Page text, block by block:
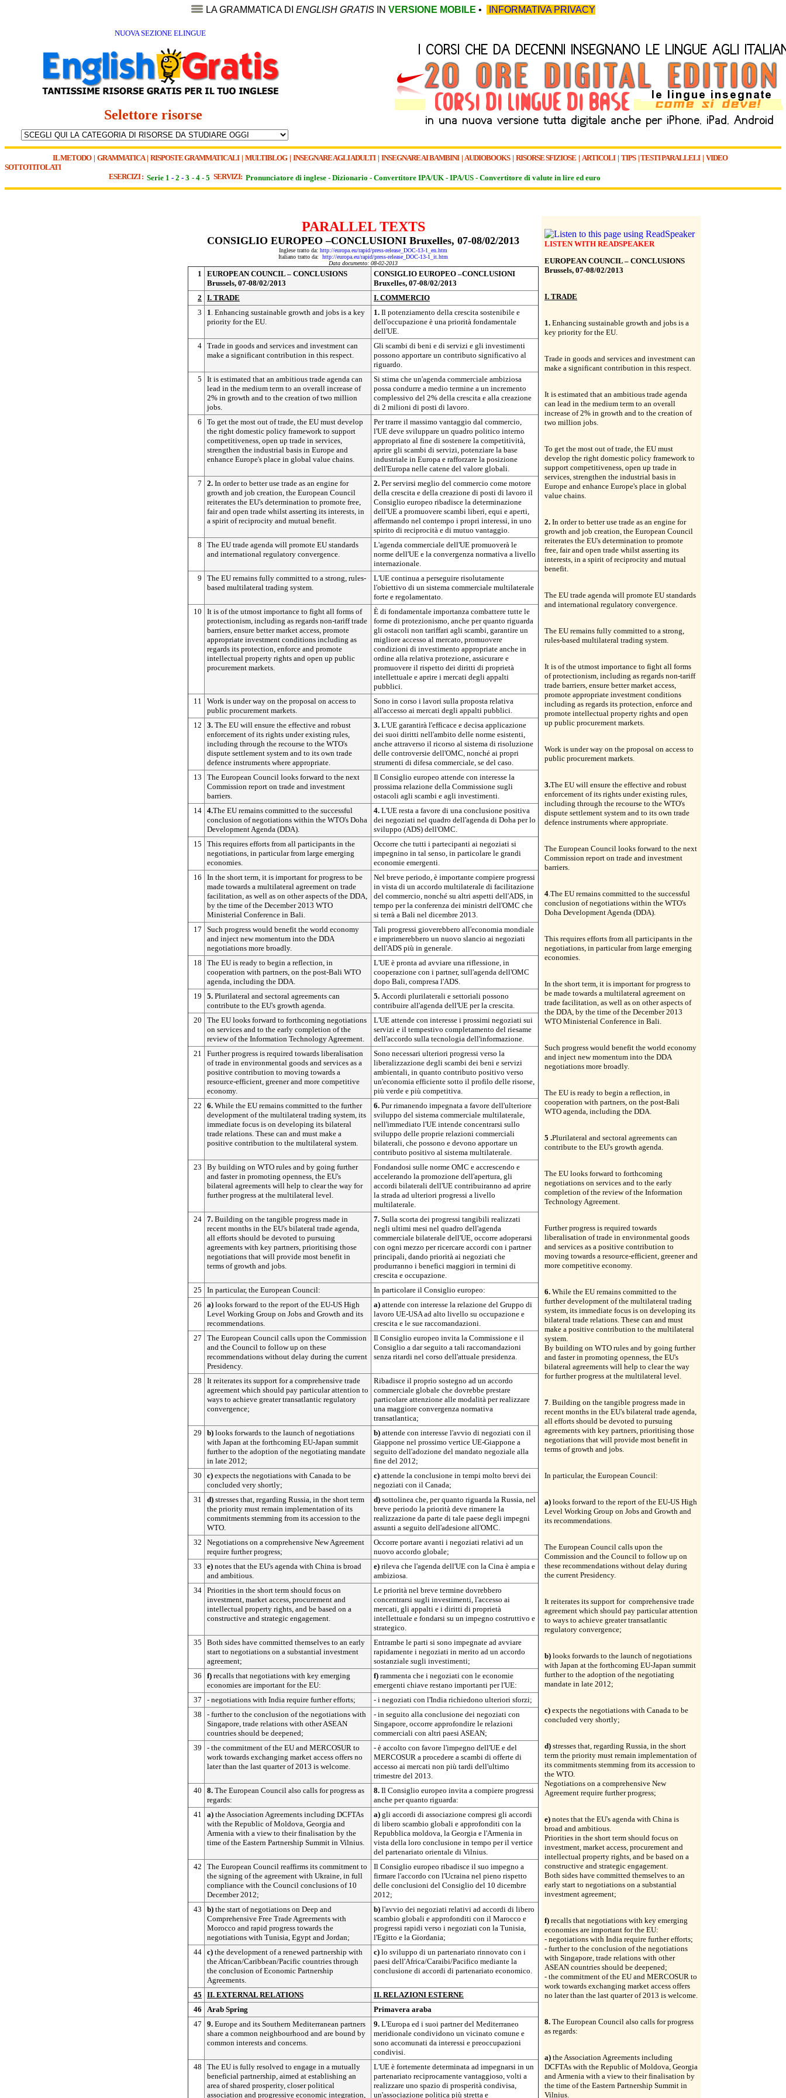
LA GRAMMATICA DI ENGLISH GRATIS IN VERSIONE MOBILE • INFORMATIVA PRIVACY
NUOVA SEZIONE ELINGUE
Selettore risorse
IL METODO| GRAMMATICA| RISPOSTE GRAMMATICALI| MULTIBLOG| INSEGNARE AGLI ADULTI | INSEGNARE AI BAMBINI| AUDIOBOOKS| RISORSE SFIZIOSE | ARTICOLI| TIPS|TESTI PARALLELI| VIDEO
SOTTOTITOLATI
ESERCIZI : Serie 1 - 2 - 3 - 4 - 5 SERVIZI: Pronunciatore di inglese - Dizionario - Convertitore IPA/UK - IPA/US - Convertitore di valute in lire ed euro
PARALLEL TEXTS
CONSIGLIO EUROPEO –CONCLUSIONI Bruxelles, 07-08/02/2013
Inglese tratto da: http://europa.eu/rapid/press-release_DOC-13-1_en.htm
Italiano tratto da: http://europa.eu/rapid/press-release_DOC-13-1_it.htm
Data documento: 08-02-2013
1
EUROPEAN COUNCIL – CONCLUSIONS
Brussels, 07-08/02/2013
CONSIGLIO EUROPEO –CONCLUSIONI
Bruxelles, 07-08/02/2013
2
I. TRADE
I. COMMERCIO
3
1. Enhancing sustainable growth and jobs is a key
priority for the EU.
1. Il potenziamento della crescita sostenibile e
dell'occupazione è una priorità fondamentale
dell'UE.
4 Trade in goods and services and investment can
make a significant contribution in this respect.
Gli scambi di beni e di servizi e gli investimenti
possono apportare un contributo significativo al
riguardo.
5
It is estimated that an ambitious trade agenda can
lead in the medium term to an overall increase of
2% in growth and to the creation of two million
jobs.
Si stima che un'agenda commerciale ambiziosa
possa condurre a medio termine a un incremento
complessivo del 2% della crescita e alla creazione
di 2 milioni di posti di lavoro.
6
To get the most out of trade, the EU must develop
the right domestic policy framework to support
competitiveness, open up trade in services,
strengthen the industrial basis in Europe and
enhance Europe's place in global value chains.
Per trarre il massimo vantaggio dal commercio,
l'UE deve sviluppare un quadro politico interno
appropriato al fine di sostenere la competitività,
aprire gli scambi di servizi, potenziare la base
industriale in Europa e rafforzare la posizione
dell'Europa nelle catene del valore globali.
7
2. In order to better use trade as an engine for
growth and job creation, the European Council
reiterates the EU's determination to promote free,
fair and open trade whilst asserting its interests, in
a spirit of reciprocity and mutual benefit.
2. Per servirsi meglio del commercio come motore
della crescita e della creazione di posti di lavoro il
Consiglio europeo ribadisce la determinazione
dell'UE a promuovere scambi liberi, equi e aperti,
affermando nel contempo i propri interessi, in uno
spirito di reciprocità e di mutuo vantaggio.
8
The EU trade agenda will promote EU standards
and international regulatory convergence.
L'agenda commerciale dell'UE promuoverà le
norme dell'UE e la convergenza normativa a livello
internazionale.
9
The EU remains fully committed to a strong, rules-
based multilateral trading system.
L'UE continua a perseguire risolutamente
l'obiettivo di un sistema commerciale multilaterale
forte e regolamentato.
10
It is of the utmost importance to fight all forms of
protectionism, including as regards non-tariff trade
barriers, ensure better market access, promote
appropriate investment conditions including as
regards its protection, enforce and promote
intellectual property rights and open up public
procurement markets.
È di fondamentale importanza combattere tutte le
forme di protezionismo, anche per quanto riguarda
gli ostacoli non tariffari agli scambi, garantire un
migliore accesso al mercato, promuovere
condizioni di investimento appropriate anche in
ordine alla relativa protezione, assicurare e
promuovere il rispetto dei diritti di proprietà
intellettuale e aprire i mercati degli appalti
pubblici.
11
Work is under way on the proposal on access to
public procurement markets.
Sono in corso i lavori sulla proposta relativa
all'accesso ai mercati degli appalti pubblici.
12
3. The EU will ensure the effective and robust
enforcement of its rights under existing rules,
including through the recourse to the WTO's
dispute settlement system and to its own trade
defence instruments where appropriate.
3. L'UE garantirà l'efficace e decisa applicazione
dei suoi diritti nell'ambito delle norme esistenti,
anche attraverso il ricorso al sistema di risoluzione
delle controversie dell'OMC, nonché ai propri
strumenti di difesa commerciale, se del caso.
13
The European Council looks forward to the next
Commission report on trade and investment
barriers.
Il Consiglio europeo attende con interesse la
prossima relazione della Commissione sugli
ostacoli agli scambi e agli investimenti.
14 4.The EU remains committed to the successful
conclusion of negotiations within the WTO's Doha
Development Agenda (DDA).
4. L'UE resta a favore di una conclusione positiva
dei negoziati nel quadro dell'agenda di Doha per lo
sviluppo (ADS) dell'OMC.
15
This requires efforts from all participants in the
negotiations, in particular from large emerging
economies.
Occorre che tutti i partecipanti ai negoziati si
impegnino in tal senso, in particolare le grandi
economie emergenti.
16
In the short term, it is important for progress to be
made towards a multilateral agreement on trade
facilitation, as well as on other aspects of the DDA,
by the time of the December 2013 WTO
Ministerial Conference in Bali.
Nel breve periodo, è importante compiere progressi
in vista di un accordo multilaterale di facilitazione
del commercio, nonché su altri aspetti dell'ADS, in
tempo per la conferenza dei ministri dell'OMC che
si terrà a Bali nel dicembre 2013.
17
Such progress would benefit the world economy
and inject new momentum into the DDA
negotiations more broadly.
Tali progressi gioverebbero all'economia mondiale
e imprimerebbero un nuovo slancio ai negoziati
dell'ADS più in generale.
18
The EU is ready to begin a reflection, in
cooperation with partners, on the post-Bali WTO
agenda, including the DDA.
L'UE è pronta ad avviare una riflessione, in
cooperazione con i partner, sull'agenda dell'OMC
dopo Bali, compresa l'ADS.
19
5. Plurilateral and sectoral agreements can
contribute to the EU's growth agenda.
5. Accordi plurilaterali e settoriali possono
contribuire all'agenda dell'UE per la crescita.
20
The EU looks forward to forthcoming negotiations
on services and to the early completion of the
review of the Information Technology Agreement.
L'UE attende con interesse i prossimi negoziati sui
servizi e il tempestivo completamento del riesame
dell'accordo sulla tecnologia dell'informazione.
21
Further progress is required towards liberalisation
of trade in environmental goods and services as a
positive contribution to moving towards a
resource-efficient, greener and more competitive
economy.
Sono necessari ulteriori progressi verso la
liberalizzazione degli scambi dei beni e servizi
ambientali, in quanto contributo positivo verso
un'economia efficiente sotto il profilo delle risorse,
più verde e più competitiva.
22
6. While the EU remains committed to the further
development of the multilateral trading system, its
immediate focus is on developing its bilateral
trade relations. These can and must make a
positive contribution to the multilateral system.
6. Pur rimanendo impegnata a favore dell'ulteriore
sviluppo del sistema commerciale multilaterale,
nell'immediato l'UE intende concentrarsi sullo
sviluppo delle proprie relazioni commerciali
bilaterali, che possono e devono apportare un
contributo positivo al sistema multilaterale.
23
By building on WTO rules and by going further
and faster in promoting openness, the EU's
bilateral agreements will help to clear the way for
further progress at the multilateral level.
Fondandosi sulle norme OMC e accrescendo e
accelerando la promozione dell'apertura, gli
accordi bilaterali dell'UE contribuiranno ad aprire
la strada ad ulteriori progressi a livello
multilaterale.
24 7. Building on the tangible progress made in
recent months in the EU's bilateral trade agenda,
all efforts should be devoted to pursuing
agreements with key partners, prioritising those
negotiations that will provide most benefit in
terms of growth and jobs.
7. Sulla scorta dei progressi tangibili realizzati
negli ultimi mesi nel quadro dell'agenda
commerciale bilaterale dell'UE, occorre adoperarsi
con ogni mezzo per ricercare accordi con i partner
principali, dando priorità ai negoziati che
produrranno i benefici maggiori in termini di
crescita e occupazione.
25
In particular, the European Council:
In particolare il Consiglio europeo:
26
a) looks forward to the report of the EU-US High
Level Working Group on Jobs and Growth and its
recommendations.
a) attende con interesse la relazione del Gruppo di
lavoro UE-USA ad alto livello su occupazione e
crescita e le sue raccomandazioni.
27
The European Council calls upon the Commission
and the Council to follow up on these
recommendations without delay during the current
Presidency.
Il Consiglio europeo invita la Commissione e il
Consiglio a dar seguito a tali raccomandazioni
senza ritardi nel corso dell'attuale presidenza.
28
It reiterates its support for a comprehensive trade
agreement which should pay particular attention to
ways to achieve greater transatlantic regulatory
convergence;
Ribadisce il proprio sostegno ad un accordo
commerciale globale che dovrebbe prestare
particolare attenzione alle modalità per realizzare
una maggiore convergenza normativa
transatlantica;
29
b) looks forwards to the launch of negotiations
with Japan at the forthcoming EU-Japan summit
further to the adoption of the negotiating mandate
in late 2012;
b) attende con interesse l'avvio di negoziati con il
Giappone nel prossimo vertice UE-Giappone a
seguito dell'adozione del mandato negoziale alla
fine del 2012;
30
c) expects the negotiations with Canada to be
concluded very shortly;
c) attende la conclusione in tempi molto brevi dei
negoziati con il Canada;
31
d) stresses that, regarding Russia, in the short term
the priority must remain implementation of its
commitments stemming from its accession to the
WTO.
d) sottolinea che, per quanto riguarda la Russia, nel
breve periodo la priorità deve rimanere la
realizzazione da parte di tale paese degli impegni
assunti a seguito dell'adesione all'OMC.
32
Negotiations on a comprehensive New Agreement
require further progress;
Occorre portare avanti i negoziati relativi ad un
nuovo accordo globale;
33
e) notes that the EU's agenda with China is broad
and ambitious.
e) rileva che l'agenda dell'UE con la Cina è ampia e
ambiziosa.
34 Priorities in the short term should focus on
investment, market access, procurement and
intellectual property rights, and be based on a
constructive and strategic engagement.
Le priorità nel breve termine dovrebbero
concentrarsi sugli investimenti, l'accesso ai
mercati, gli appalti e i diritti di proprietà
intellettuale e fondarsi su un impegno costruttivo e
strategico.
35
Both sides have committed themselves to an early
start to negotiations on a substantial investment
agreement;
Entrambe le parti si sono impegnate ad avviare
rapidamente i negoziati in merito ad un accordo
sostanziale sugli investimenti;
36
f) recalls that negotiations with key emerging
economies are important for the EU:
f) rammenta che i negoziati con le economie
emergenti chiave restano importanti per l'UE:
37
- negotiations with India require further efforts;
- i negoziati con l'India richiedono ulteriori sforzi;
38
- further to the conclusion of the negotiations with
Singapore, trade relations with other ASEAN
countries should be deepened;
- in seguito alla conclusione dei negoziati con
Singapore, occorre approfondire le relazioni
commerciali con altri paesi ASEAN;
39
- the commitment of the EU and MERCOSUR to
work towards exchanging market access offers no
later than the last quarter of 2013 is welcome.
- è accolto con favore l'impegno dell'UE e del
MERCOSUR a procedere a scambi di offerte di
accesso ai mercati non più tardi dell'ultimo
trimestre del 2013.
40
8. The European Council also calls for progress as
regards:
8. Il Consiglio europeo invita a compiere progressi
anche per quanto riguarda:
41
a) the Association Agreements including DCFTAs
with the Republic of Moldova, Georgia and
Armenia with a view to their finalisation by the
time of the Eastern Partnership Summit in Vilnius.
a) gli accordi di associazione compresi gli accordi
di libero scambio globali e approfonditi con la
Repubblica moldova, la Georgia e l'Armenia in
vista della loro conclusione in tempo per il vertice
del partenariato orientale di Vilnius.
42
The European Council reaffirms its commitment to
the signing of the agreement with Ukraine, in full
compliance with the Council conclusions of 10
December 2012;
Il Consiglio europeo ribadisce il suo impegno a
firmare l'accordo con l'Ucraina nel pieno rispetto
delle conclusioni del Consiglio del 10 dicembre
2012;
43
b) the start of negotiations on Deep and
Comprehensive Free Trade Agreements with
Morocco and rapid progress towards the
negotiations with Tunisia, Egypt and Jordan;
b) l'avvio dei negoziati relativi ad accordi di libero
scambio globali e approfonditi con il Marocco e
progressi rapidi verso i negoziati con la Tunisia,
l'Egitto e la Giordania;
44 c) the development of a renewed partnership with
the African/Caribbean/Pacific countries through
the conclusion of Economic Partnership
Agreements.
c) lo sviluppo di un partenariato rinnovato con i
paesi dell'Africa/Caraibi/Pacifico mediante la
conclusione di accordi di partenariato economico.
45 II. EXTERNAL RELATIONS
II. RELAZIONI ESTERNE
46
Arab Spring
Primavera araba
47
9. Europe and its Southern Mediterranean partners
share a common neighbourhood and are bound by
common interests and concerns.
9. L'Europa ed i suoi partner del Mediterraneo
meridionale condividono un vicinato comune e
sono accomunati da interessi e preoccupazioni
condivisi.
48
The EU is fully resolved to engage in a mutually
beneficial partnership, aimed at establishing an
area of shared prosperity, closer political
association and progressive economic integration,
L'UE è fortemente determinata ad impegnarsi in un
partenariato reciprocamente vantaggioso, volti a
realizzare uno spazio di prosperità condivisa,
un'associazione politica più stretta e
LISTEN WITH READSPEAKER
EUROPEAN COUNCIL – CONCLUSIONS
Brussels, 07-08/02/2013
I. TRADE
1. Enhancing sustainable growth and jobs is a
key priority for the EU.
Trade in goods and services and investment can
make a significant contribution in this respect.
It is estimated that an ambitious trade agenda
can lead in the medium term to an overall
increase of 2% in growth and to the creation of
two million jobs.
To get the most out of trade, the EU must
develop the right domestic policy framework to
support competitiveness, open up trade in
services, strengthen the industrial basis in
Europe and enhance Europe's place in global
value chains.
2. In order to better use trade as an engine for
growth and job creation, the European Council
reiterates the EU's determination to promote
free, fair and open trade whilst asserting its
interests, in a spirit of reciprocity and mutual
benefit.
The EU trade agenda will promote EU standards
and international regulatory convergence.
The EU remains fully committed to a strong,
rules-based multilateral trading system.
It is of the utmost importance to fight all forms
of protectionism, including as regards non-tariff
trade barriers, ensure better market access,
promote appropriate investment conditions
including as regards its protection, enforce and
promote intellectual property rights and open
up public procurement markets.
Work is under way on the proposal on access to
public procurement markets.
3.The EU will ensure the effective and robust
enforcement of its rights under existing rules,
including through the recourse to the WTO's
dispute settlement system and to its own trade
defence instruments where appropriate.
The European Council looks forward to the next
Commission report on trade and investment
barriers.
4.The EU remains committed to the successful
conclusion of negotiations within the WTO's
Doha Development Agenda (DDA).
This requires efforts from all participants in the
negotiations, in particular from large emerging
economies.
In the short term, it is important for progress to
be made towards a multilateral agreement on
trade facilitation, as well as on other aspects of
the DDA, by the time of the December 2013
WTO Ministerial Conference in Bali.
Such progress would benefit the world economy
and inject new momentum into the DDA
negotiations more broadly.
The EU is ready to begin a reflection, in
cooperation with partners, on the post-Bali
WTO agenda, including the DDA.
5 .Plurilateral and sectoral agreements can
contribute to the EU's growth agenda.
The EU looks forward to forthcoming
negotiations on services and to the early
completion of the review of the Information
Technology Agreement.
Further progress is required towards
liberalisation of trade in environmental goods
and services as a positive contribution to
moving towards a resource-efficient, greener and
more competitive economy.
6. While the EU remains committed to the
further development of the multilateral trading
system, its immediate focus is on developing its
bilateral trade relations. These can and must
make a positive contribution to the multilateral
system.
By building on WTO rules and by going further
and faster in promoting openness, the EU's
bilateral agreements will help to clear the way
for further progress at the multilateral level.
7. Building on the tangible progress made in
recent months in the EU's bilateral trade agenda,
all efforts should be devoted to pursuing
agreements with key partners, prioritising those
negotiations that will provide most benefit in
terms of growth and jobs.
In particular, the European Council:
a) looks forward to the report of the EU-US High
Level Working Group on Jobs and Growth and
its recommendations.
The European Council calls upon the
Commission and the Council to follow up on
these recommendations without delay during
the current Presidency.
It reiterates its support for comprehensive trade
agreement which should pay particular attention
to ways to achieve greater transatlantic
regulatory convergence;
b) looks forwards to the launch of negotiations
with Japan at the forthcoming EU-Japan summit
further to the adoption of the negotiating
mandate in late 2012;
c) expects the negotiations with Canada to be
concluded very shortly;
d) stresses that, regarding Russia, in the short
term the priority must remain implementation of
its commitments stemming from its accession to
the WTO.
Negotiations on a comprehensive New
Agreement require further progress;
e) notes that the EU's agenda with China is
broad and ambitious.
Priorities in the short term should focus on
investment, market access, procurement and
intellectual property rights, and be based on a
constructive and strategic engagement.
Both sides have committed themselves to an
early start to negotiations on a substantial
investment agreement;
f) recalls that negotiations with key emerging
economies are important for the EU:
- negotiations with India require further efforts;
- further to the conclusion of the negotiations
with Singapore, trade relations with other
ASEAN countries should be deepened;
- the commitment of the EU and MERCOSUR to
work towards exchanging market access offers
no later than the last quarter of 2013 is welcome.
8. The European Council also calls for progress
as regards:
a) the Association Agreements including
DCFTAs with the Republic of Moldova, Georgia
and Armenia with a view to their finalisation by
the time of the Eastern Partnership Summit in
Vilnius.